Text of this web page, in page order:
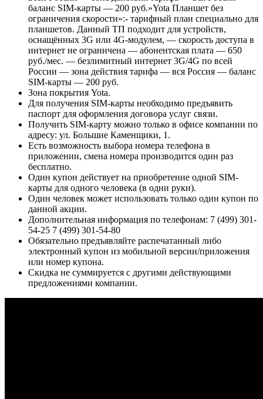
баланс SIM-карты — 200 руб.»Yota Планшет без
ограничения скорости»:- тарифный план специально для
планшетов. Данный ТП подходит для устройств,
оснащённых 3G или 4G-модулем, — скорость доступа в
интернет не ограничена — абонентская плата — 650
руб./мес. — безлимитный интернет 3G/4G по всей
России — зона действия тарифа — вся Россия — баланс
SIM-карты — 200 руб.
Зона покрытия Yota.
Для получения SIM-карты необходимо предъявить
паспорт для оформления договора услуг связи.
Получить SIM-карту можно только в офисе компании по
адресу: ул. Большие Каменщики, 1.
Есть возможность выбора номера телефона в
приложении, смена номера производится один раз
бесплатно.
Один купон действует на приобретение одной SIM-
карты для одного человека (в одни руки).
Один человек может использовать только один купон по
данной акции.
Дополнительная информация по телефонам: 7 (499) 301-
54-25 7 (499) 301-54-80
Обязательно предъявляйте распечатанный либо
электронный купон из мобильной версии/приложения
или номер купона.
Скидка не суммируется с другими действующими
предложениями компании.